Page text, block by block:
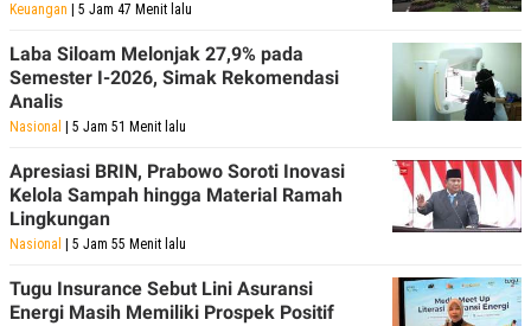
Keuangan | 5 Jam 47 Menit lalu
Laba Siloam Melonjak 27,9% pada
Semester I-2026, Simak Rekomendasi
Analis
Nasional | 5 Jam 51 Menit lalu
Apresiasi BRIN, Prabowo Soroti Inovasi
Kelola Sampah hingga Material Ramah
Lingkungan
Nasional | 5 Jam 55 Menit lalu
Tugu Insurance Sebut Lini Asuransi
Energi Masih Memiliki Prospek Positif